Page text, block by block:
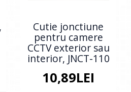
Cutie jonctiune
pentru camere
CCTV exterior sau
interior, JNCT-110
10,89LEI